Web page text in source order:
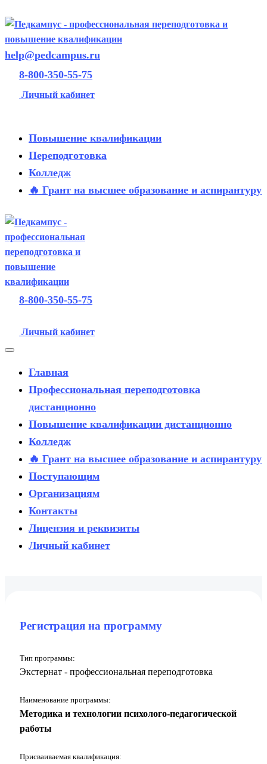
help@pedcampus.ru
8-800-350-55-75
Личный кабинет
Повышение квалификации
Переподготовка
Колледж
🔥 Грант на высшее образование и аспирантуру
8-800-350-55-75
Личный кабинет
Главная
Профессиональная переподготовка
дистанционно
Повышение квалификации дистанционно
Колледж
🔥 Грант на высшее образование и аспирантуру
Поступающим
Организациям
Контакты
Лицензия и реквизиты
Личный кабинет
Регистрация на программу
Тип программы:
Экстернат - профессиональная переподготовка
Наименование программы:
Методика и технологии психолого-педагогической
работы
Присваиваемая квалификация: